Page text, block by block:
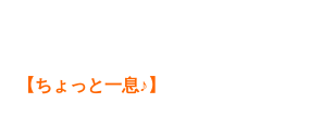
【ちょっと一息♪】